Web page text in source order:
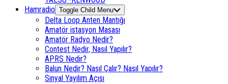
Hamradio Toggle Child Menu
Delta Loop Anten Mantığı
Amatör istasyon Masası
Amatör Radyo Nedir?
Contest Nedir, Nasıl Yapılır?
APRS Nedir?
Balun Nedir? Nasıl Çalır? Nasıl Yapılır?
Sinyal Yayılım Açısı